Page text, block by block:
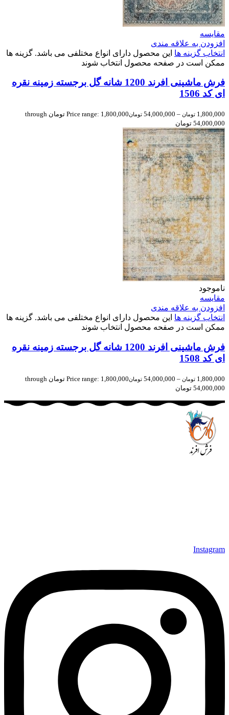
مقایسه
افزودن به علاقه مندی
انتخاب گزینه ها این محصول دارای انواع مختلفی می باشد. گزینه ها
ممکن است در صفحه محصول انتخاب شوند
فرش ماشینی افرند 1200 شانه گل برجسته زمینه نقره
ای کد 1506
1,800,000 تومان –
54,000,000 تومان
Price range: 1,800,000 تومان through
54,000,000 تومان
ناموجود
مقایسه
افزودن به علاقه مندی
انتخاب گزینه ها این محصول دارای انواع مختلفی می باشد. گزینه ها
ممکن است در صفحه محصول انتخاب شوند
فرش ماشینی افرند 1200 شانه گل برجسته زمینه نقره
ای کد 1508
1,800,000 تومان –
54,000,000 تومان
Price range: 1,800,000 تومان through
54,000,000 تومان
Instagram